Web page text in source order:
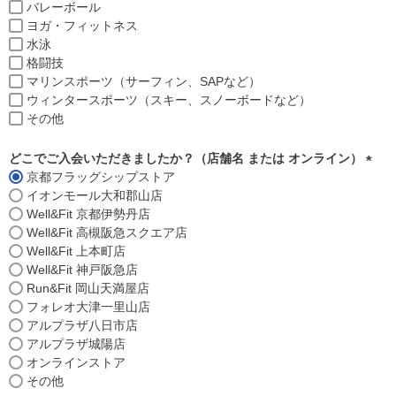
バレーボール
ヨガ・フィットネス
水泳
格闘技
マリンスポーツ（サーフィン、SAPなど）
ウィンタースポーツ（スキー、スノーボードなど）
その他
どこでご入会いただきましたか？（店舗名 または オンライン）
京都フラッグシップストア
イオンモール大和郡山店
Well&Fit 京都伊勢丹店
Well&Fit 高槻阪急スクエア店
Well&Fit 上本町店
Well&Fit 神戸阪急店
Run&Fit 岡山天満屋店
フォレオ大津一里山店
アルプラザ八日市店
アルプラザ城陽店
オンラインストア
その他